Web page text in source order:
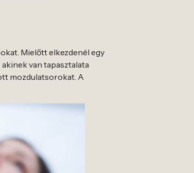
Mielőtt elkezdenél egy
van tapasztalata
mozdulatsorokat. A